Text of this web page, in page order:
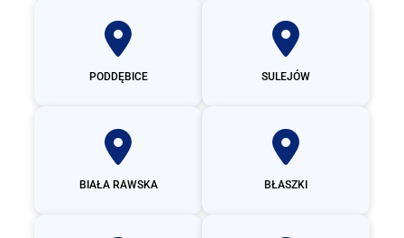
PODDĘBICE SULEJÓW
BIAŁA RAWSKA BŁASZKI